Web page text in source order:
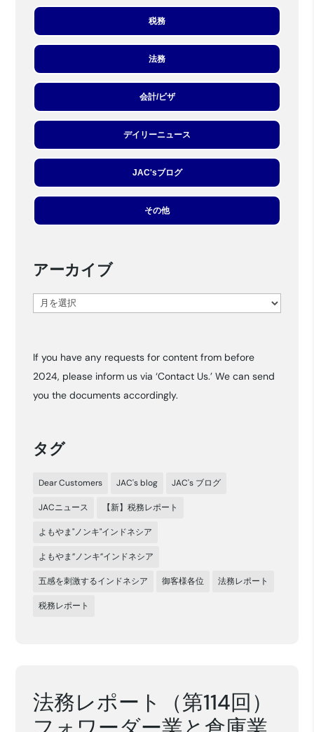
税務
法務
会計/ビザ
デイリーニュース
JAC'sブログ
その他
アーカイブ
ア
イ
ブ
If you have any requests for content from before
2024, please inform us via ‘Contact Us.’ We can send
you the documents accordingly.
タグ
Dear Customers JAC's blog JAC's ブログ
JACニュース 【新】税務レポート
よもやま"ノンキ"インドネシア
よもやま”ノンキ”インドネシア
五感を刺激するインドネシア 御客様各位 法務レポート
税務レポート
法務レポート（第114回）